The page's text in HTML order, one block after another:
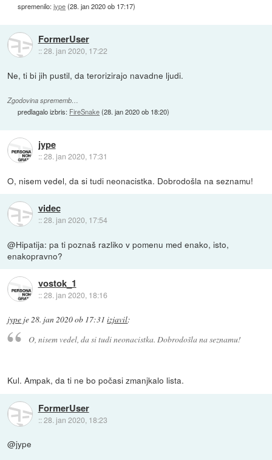
spremenilo:jype(28. jan 2020 ob 17:17)
FormerUser
::28. jan 2020, 17:22
Ne, ti bi jih pustil, da terorizirajo navadne ljudi.
Zgodovina sprememb…
predlagalo izbris: FireSnake(28. jan 2020 ob 18:20)
jype
::28. jan 2020, 17:31
O, nisem vedel, da si tudi neonacistka. Dobrodošla na seznamu!
videc
::28. jan 2020, 17:54
@Hipatija: pa ti poznaš razliko v pomenu med enako, isto,
enakopravno?
vostok_1
::28. jan 2020, 18:16
jype je28. jan 2020 ob 17:31 izjavil:
O, nisem vedel, da si tudi neonacistka. Dobrodošla na seznamu!
Kul. Ampak, da ti ne bo počasi zmanjkalo lista.
FormerUser
::28. jan 2020, 18:23
@jype